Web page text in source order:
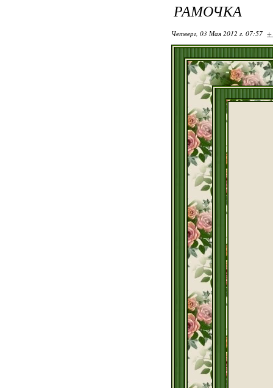
РАМОЧКА
Четверг, 03 Мая 2012 г. 07:57 +